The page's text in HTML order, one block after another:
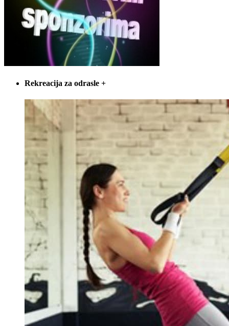
Rekreacija za odrasle +